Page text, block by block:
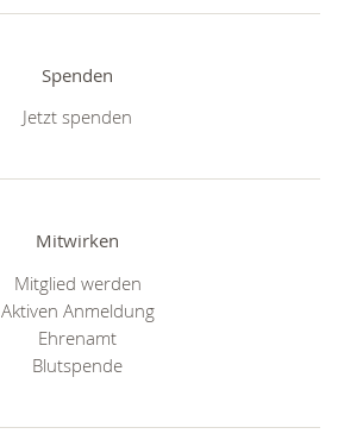
Spenden
Jetzt spenden
Mitwirken
Mitglied werden
Aktiven Anmeldung
Ehrenamt
Blutspende